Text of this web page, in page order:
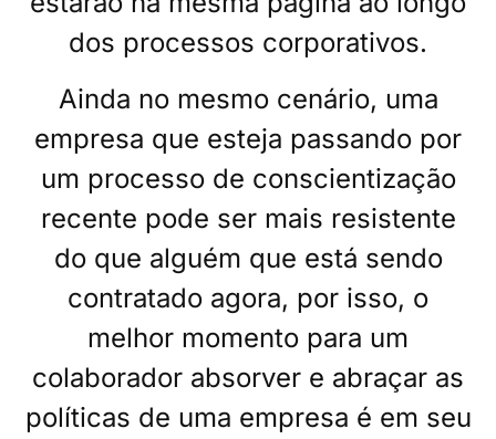
dos processos corporativos.
Ainda no mesmo cenário, uma
empresa que esteja passando por
um processo de conscientização
recente pode ser mais resistente
do que alguém que está sendo
contratado agora, por isso, o
melhor momento para um
colaborador absorver e abraçar as
políticas de uma empresa é em seu